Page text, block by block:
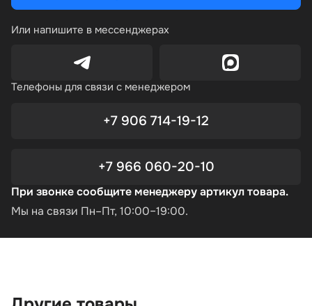
Или напишите в мессенджерах
Телефоны для связи с менеджером
+7 906 714-19-12
+7 966 060-20-10
При звонке сообщите менеджеру артикул товара.
Мы на связи Пн–Пт, 10:00–19:00.